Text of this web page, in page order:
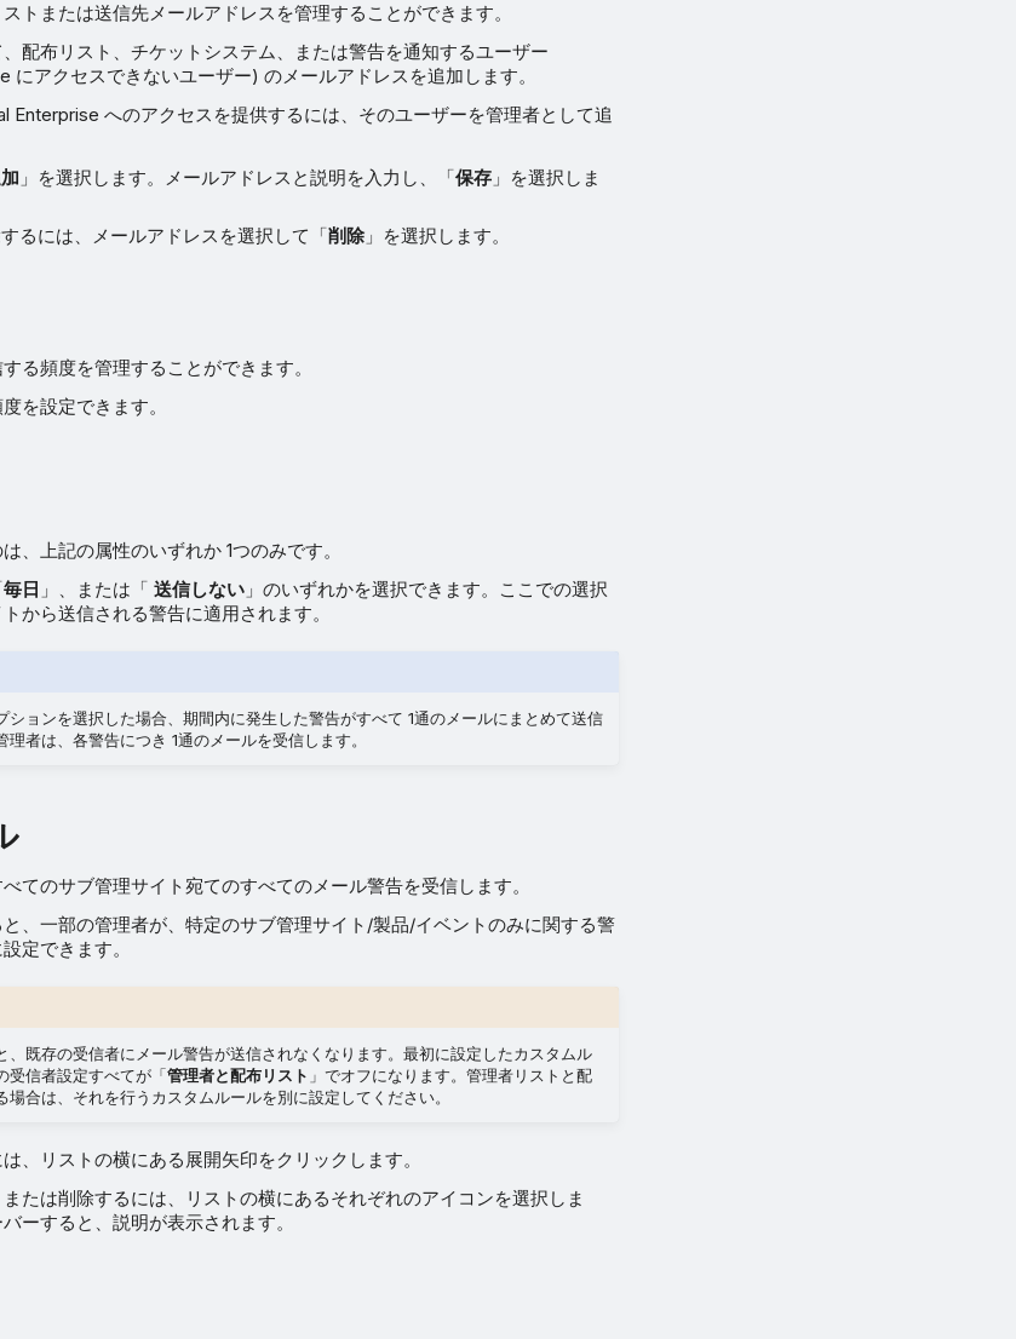
トまたは送信先メールアドレスを管理することができます。
配布リスト、チケットシステム、または警告を通知するユーザー
にアクセスできないユーザー) のメールアドレスを追加します。
Enterprise へのアクセスを提供するには、そのユーザーを管理者として追
」を選択します。メールアドレスと説明を入力し、「保存 」を選択しま
るには、メールアドレスを選択して「削除 」を選択します。
る頻度を管理することができます。
を設定できます。
、上記の属性のいずれか 1つのみです。
毎日 」、または「 送信しない 」のいずれかを選択できます。ここでの選択
から送信される警告に適用されます。
ションを選択した場合、期間内に発生した警告がすべて 1通のメールにまとめて送信
者は、各警告につき 1通のメールを受信します。
てのサブ管理サイト宛てのすべてのメール警告を受信します。
、一部の管理者が、特定のサブ管理サイト/製品/イベントのみに関する警
定できます。
、既存の受信者にメール警告が送信されなくなります。最初に設定したカスタムル
受信者設定すべてが「管理者と配布リスト 」でオフになります。管理者リストと配
合は、それを行うカスタムルールを別に設定してください。
、リストの横にある展開矢印をクリックします。
たは削除するには、リストの横にあるそれぞれのアイコンを選択しま
ーすると、説明が表示されます。